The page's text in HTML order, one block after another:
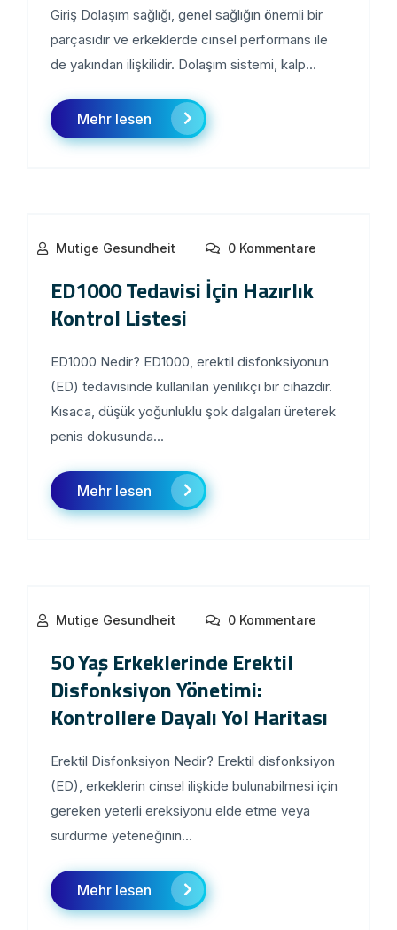
Giriş Dolaşım sağlığı, genel sağlığın önemli bir
parçasıdır ve erkeklerde cinsel performans ile
de yakından ilişkilidir. Dolaşım sistemi, kalp...
Mehr lesen
Mutige Gesundheit 0 Kommentare
ED1000 Tedavisi İçin Hazırlık
Kontrol Listesi
ED1000 Nedir? ED1000, erektil disfonksiyonun
(ED) tedavisinde kullanılan yenilikçi bir cihazdır.
Kısaca, düşük yoğunluklu şok dalgaları üreterek
penis dokusunda...
Mehr lesen
Mutige Gesundheit 0 Kommentare
50 Yaş Erkeklerinde Erektil
Disfonksiyon Yönetimi:
Kontrollere Dayalı Yol Haritası
Erektil Disfonksiyon Nedir? Erektil disfonksiyon
(ED), erkeklerin cinsel ilişkide bulunabilmesi için
gereken yeterli ereksiyonu elde etme veya
sürdürme yeteneğinin...
Mehr lesen